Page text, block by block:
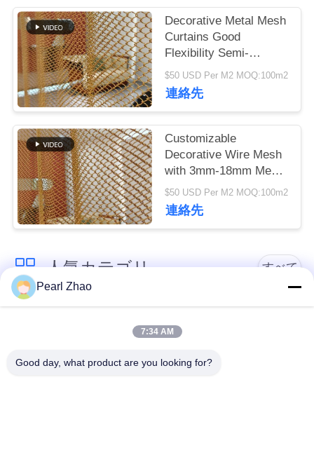
ツ
ア
ー
品
質
管
理
絡
く
さ
Decorative Metal Mesh
Curtains Good
Flexibility Semi-
transparent For Your
High-class Decorative
Purpose
$50 USD Per M2 MOQ:100m2
連絡先
Customizable
Decorative Wire Mesh
with 3mm-18mm Mesh
Opening 0.5-2mm Wire
Diameter and
40%-85% Open Area
$50 USD Per M2 MOQ:100m2
連絡先
人気カテゴリ すべて
ュ
Pearl Zhao
7:34 AM
Good day, what product are you looking for?